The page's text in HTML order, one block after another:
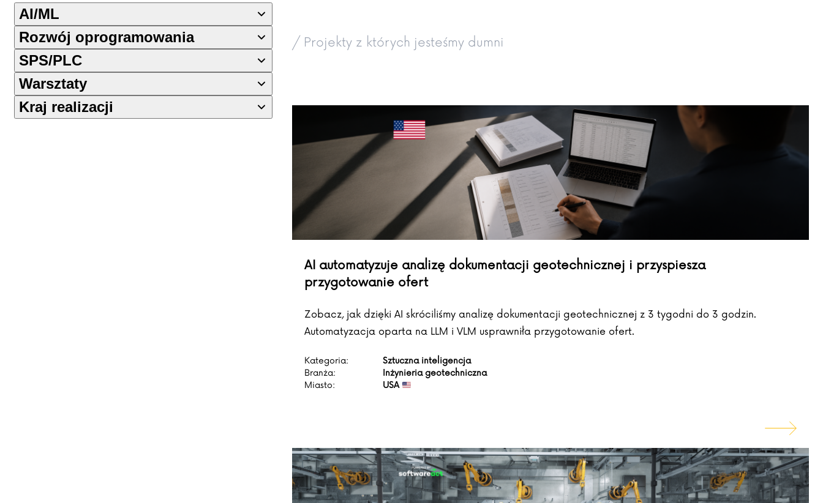
AI/ML
Rozwój oprogramowania
SPS/PLC
Warsztaty
Kraj realizacji
/ Projekty z których jesteśmy dumni
AI automatyzuje analizę dokumentacji geotechnicznej i przyspiesza
przygotowanie ofert
Zobacz, jak dzięki AI skróciliśmy analizę dokumentacji geotechnicznej z 3 tygodni do 3 godzin.
Automatyzacja oparta na LLM i VLM usprawniła przygotowanie ofert.
Kategoria:
Sztuczna inteligencja
Branża:
Inżynieria geotechniczna
Miasto:
USA